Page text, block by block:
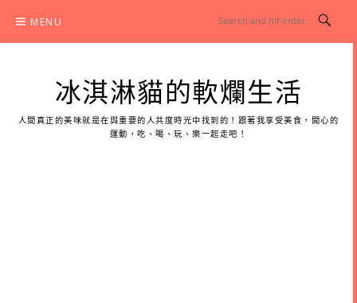
content
MENU
冰淇淋貓的軟爛生活
人間真正的美味就是在與重要的人共度時光中找到的！跟著我享受美食，開心的
運動，吃、喝、玩、樂一起走吧！